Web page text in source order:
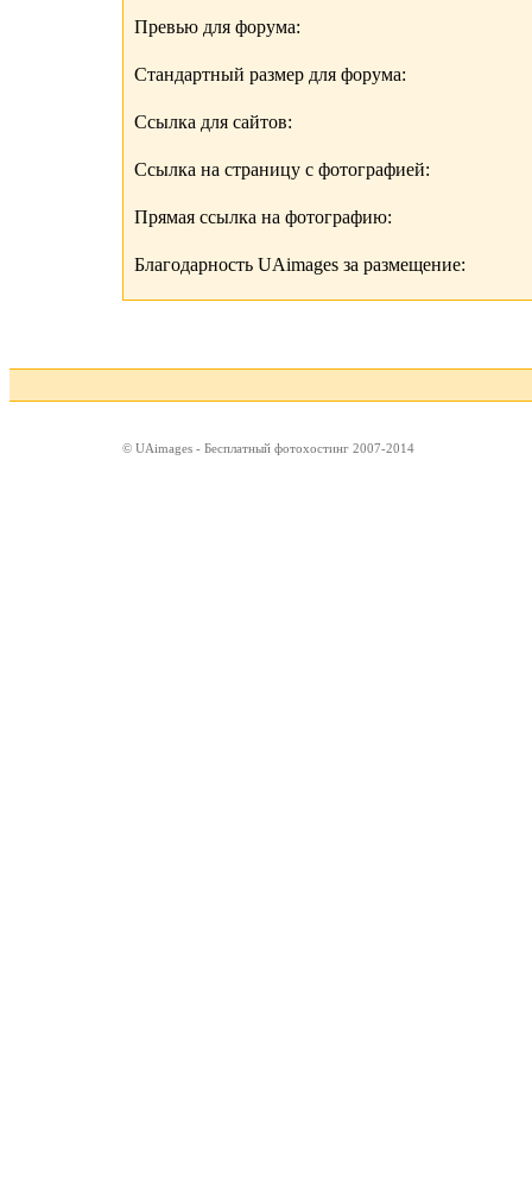
Превью для форума:
Стандартный размер для форума:
Ссылка для сайтов:
Ссылка на страницу с фотографией:
Прямая ссылка на фотографию:
Благодарность UAimages за размещение:
© UAimages - Бесплатный фотохостинг 2007-2014